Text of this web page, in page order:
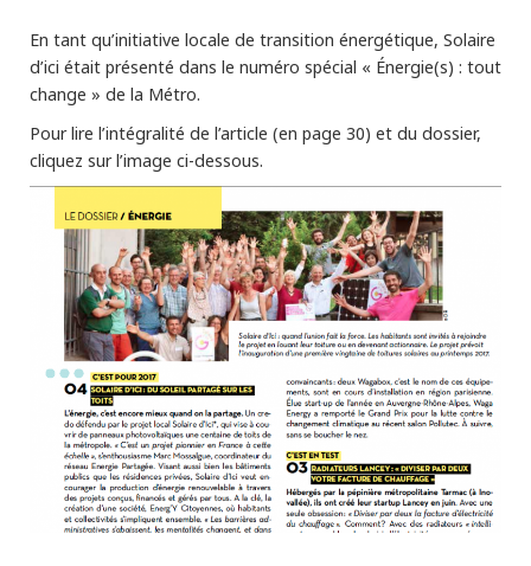
En tant qu’initiative locale de transition énergétique, Solaire
d’ici était présenté dans le numéro spécial « Énergie(s) : tout
change » de la Métro.
Pour lire l’intégralité de l’article (en page 30) et du dossier,
cliquez sur l’image ci-dessous.